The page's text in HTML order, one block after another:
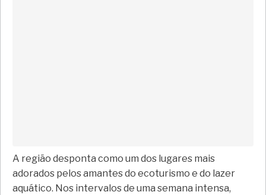
A região desponta como um dos lugares mais
adorados pelos amantes do ecoturismo e do lazer
aquático. Nos intervalos de uma semana intensa,